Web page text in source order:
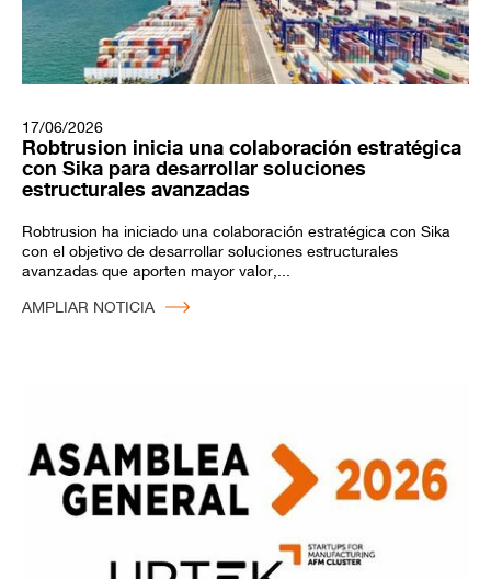
17/06/2026
Robtrusion inicia una colaboración estratégica
con Sika para desarrollar soluciones
estructurales avanzadas
Robtrusion ha iniciado una colaboración estratégica con Sika
con el objetivo de desarrollar soluciones estructurales
avanzadas que aporten mayor valor,...
AMPLIAR NOTICIA